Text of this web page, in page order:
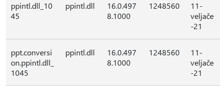
ppintl.dll_10
45
ppintl.dll
16.0.497
8.1000
1248560
11-
veljače
-21
ppt.conversi
on.ppintl.dll_
1045
ppintl.dll
16.0.497
8.1000
1248560
11-
veljače
-21